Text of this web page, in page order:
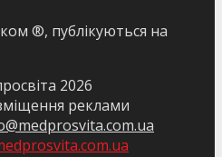
®, публікуються на
2026
реклами